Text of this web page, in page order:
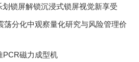
锁屏解锁沉浸式锁屏视觉新享受
荡分化中观察量化研究与风险管理价
PCR磁力成型机